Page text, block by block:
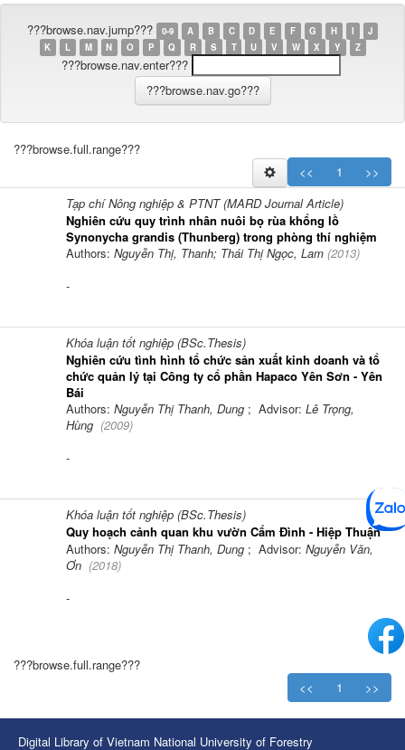
???browse.nav.jump??? 0-9 A B C D E F G H I
J
K
L M N O P Q R S T U V W X Y Z
???browse.nav.enter???
???browse.full.range???
<<
1
>>
Tạp chí Nông nghiệp & PTNT (MARD Journal Article)
Nghiên cứu quy trình nhân nuôi bọ rùa khổng lồ
Synonycha grandis (Thunberg) trong phòng thí nghiệm
Authors: Nguyễn Thị, Thanh; Thái Thị Ngọc, Lam (2013)
-
Khóa luận tốt nghiệp (BSc.Thesis)
Nghiên cứu tình hình tổ chức sản xuất kinh doanh và tổ
chức quản lý tại Công ty cổ phần Hapaco Yên Sơn - Yên
Bái
Authors: Nguyễn Thị Thanh, Dung ; Advisor: Lê Trọng,
Hùng (2009)
-
Khóa luận tốt nghiệp (BSc.Thesis)
Quy hoạch cảnh quan khu vườn Cẩm Đình - Hiệp Thuận
Authors: Nguyễn Thị Thanh, Dung ; Advisor: Nguyễn Văn,
Ơn (2018)
-
???browse.full.range???
<<
1 >>
Digital Library of Vietnam National University of Forestry